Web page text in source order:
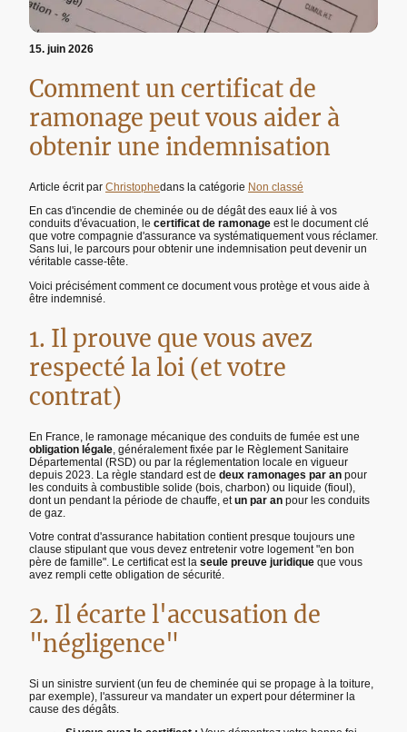
15. juin 2026
Comment un certificat de
ramonage peut vous aider à
obtenir une indemnisation
Article écrit par Christophedans la catégorie Non classé
En cas d'incendie de cheminée ou de dégât des eaux lié à vos
conduits d'évacuation, le certificat de ramonage est le document clé
que votre compagnie d'assurance va systématiquement vous réclamer.
Sans lui, le parcours pour obtenir une indemnisation peut devenir un
véritable casse-tête.
Voici précisément comment ce document vous protège et vous aide à
être indemnisé.
1. Il prouve que vous avez
respecté la loi (et votre
contrat)
En France, le ramonage mécanique des conduits de fumée est une
obligation légale , généralement fixée par le Règlement Sanitaire
Départemental (RSD) ou par la réglementation locale en vigueur
depuis 2023. La règle standard est de deux ramonages par an pour
les conduits à combustible solide (bois, charbon) ou liquide (fioul),
dont un pendant la période de chauffe, etun par an pour les conduits
de gaz.
Votre contrat d'assurance habitation contient presque toujours une
clause stipulant que vous devez entretenir votre logement "en bon
père de famille". Le certificat est la seule preuve juridique que vous
avez rempli cette obligation de sécurité.
2. Il écarte l'accusation de
"négligence"
Si un sinistre survient (un feu de cheminée qui se propage à la toiture,
par exemple), l'assureur va mandater un expert pour déterminer la
cause des dégâts.